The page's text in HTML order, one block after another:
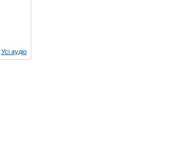
Усі аудіо